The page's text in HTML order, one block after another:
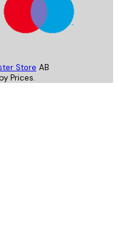
Store AB
Prices.